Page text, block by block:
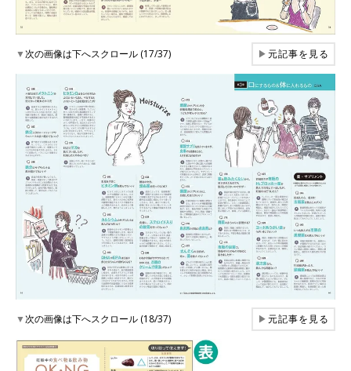
▼次の画像は下へスクロール (17/37) ▶元記事を見る
▼次の画像は下へスクロール (18/37) ▶元記事を見る